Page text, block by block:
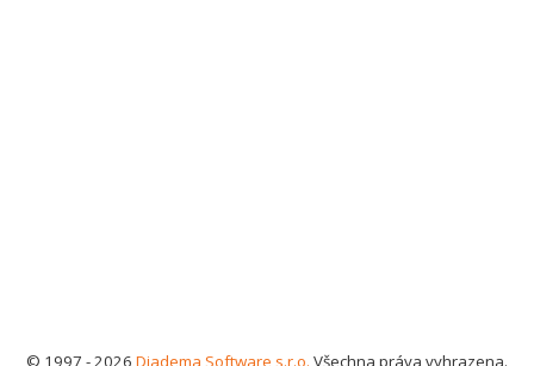
© 1997 - 2026 Diadema Software s.r.o. Všechna práva vyhrazena.